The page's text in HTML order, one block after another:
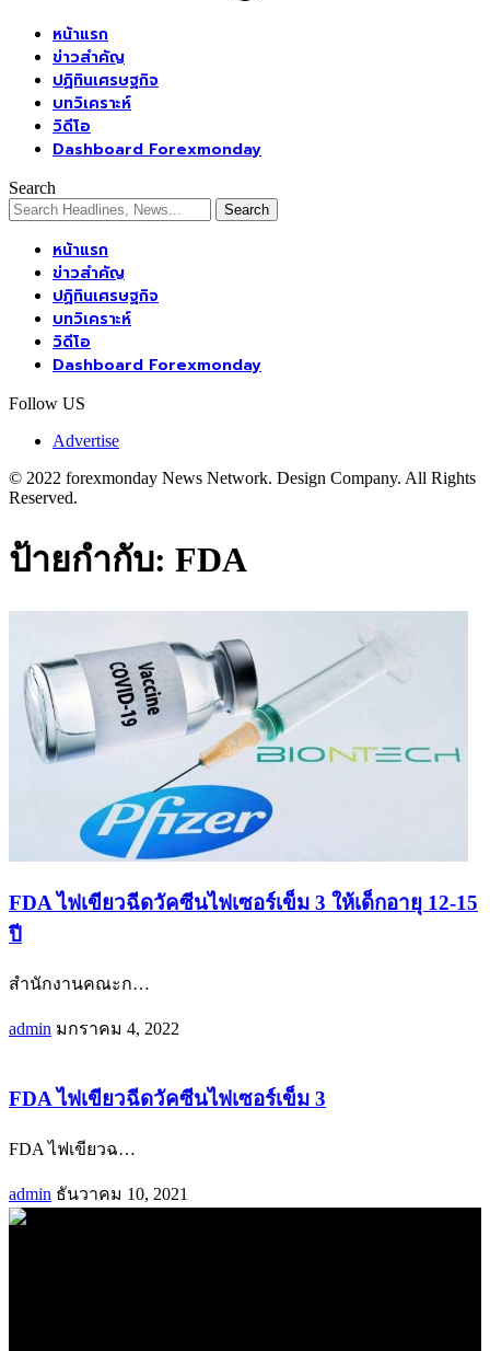
หน้าแรก
ข่าวสำคัญ
ปฏิทินเศรษฐกิจ
บทวิเคราะห์
วิดีโอ
Dashboard Forexmonday
Search
หน้าแรก
ข่าวสำคัญ
ปฏิทินเศรษฐกิจ
บทวิเคราะห์
วิดีโอ
Dashboard Forexmonday
Follow US
Advertise
© 2022 forexmonday News Network. Design Company. All Rights
Reserved.
ป้ายกำกับ: FDA
FDA ไฟเขียวฉีดวัคซีนไฟเซอร์เข็ม 3 ให้เด็กอายุ 12-15
ปี
สำนักงานคณะก…
admin มกราคม 4, 2022
FDA ไฟเขียวฉีดวัคซีนไฟเซอร์เข็ม 3
FDA ไฟเขียวฉ…
admin ธันวาคม 10, 2021